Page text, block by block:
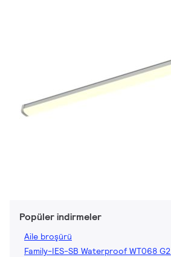
Popüler indirmeler
Aile broşürü
Family-IES-SB Waterproof WT068 G2